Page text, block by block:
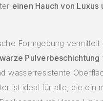
einen Hauch von
Formgebung vermittelt
Pulverbeschichtung
wasserresistente
ist ideal für alle, die ein